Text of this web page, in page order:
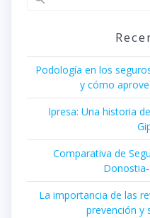
Podología en los
y cómo
Ipresa: Una historia
Comparativa de
La importancia de las
prevención y